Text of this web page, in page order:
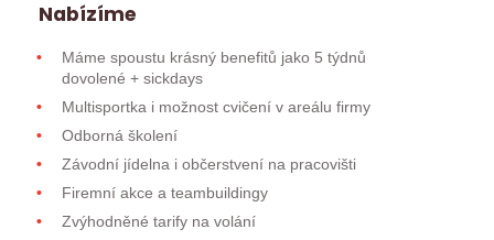
Nabízíme
Máme spoustu krásný benefitů jako 5 týdnů
dovolené + sickdays
Multisportka i možnost cvičení v areálu firmy
Odborná školení
Závodní jídelna i občerstvení na pracovišti
Firemní akce a teambuildingy
Zvýhodněné tarify na volání